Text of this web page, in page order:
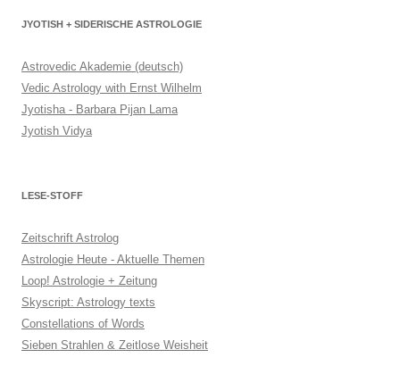
JYOTISH + SIDERISCHE ASTROLOGIE
Astrovedic Akademie (deutsch)
Vedic Astrology with Ernst Wilhelm
Jyotisha - Barbara Pijan Lama
Jyotish Vidya
LESE-STOFF
Zeitschrift Astrolog
Astrologie Heute - Aktuelle Themen
Loop! Astrologie + Zeitung
Skyscript: Astrology texts
Constellations of Words
Sieben Strahlen & Zeitlose Weisheit